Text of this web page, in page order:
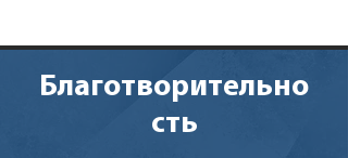
Благотворительно
сть